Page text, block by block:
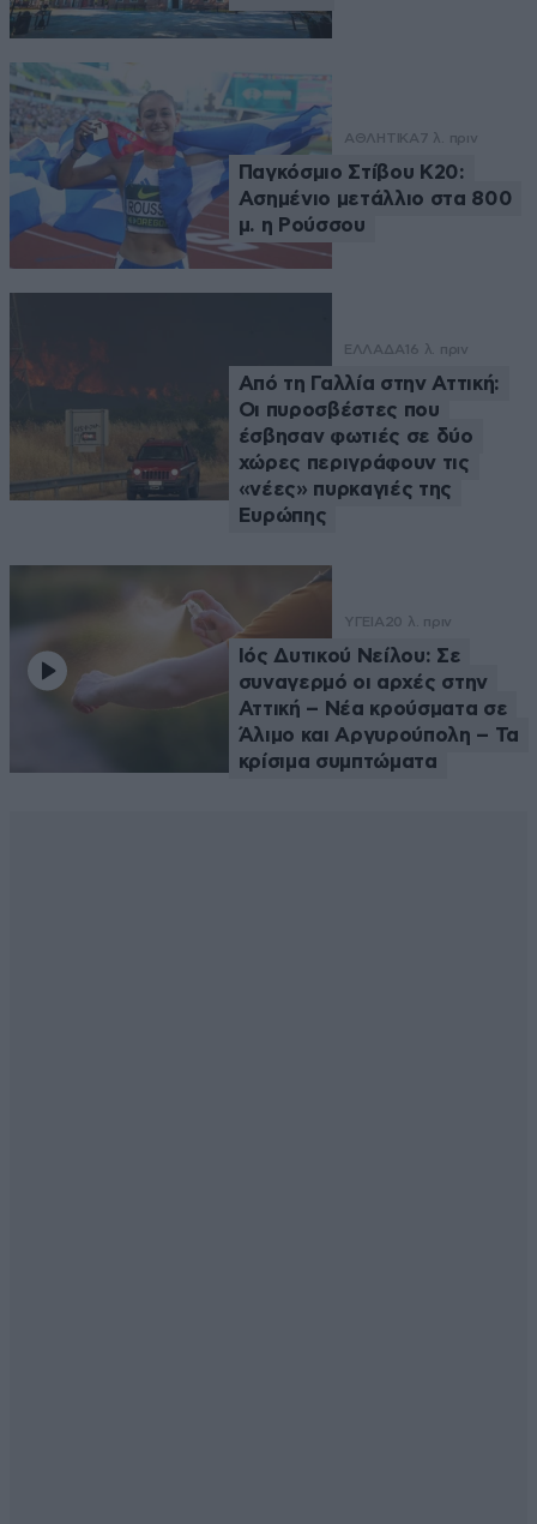
ΑΘΛΗΤΙΚΑ7 λ. πριν
Παγκόσμιο Στίβου Κ20:
Ασημένιο μετάλλιο στα 800
μ. η Ρούσσου
ΕΛΛΑΔΑ 16 λ. πριν
Από τη Γαλλία στην Αττική:
Οι πυροσβέστες που
έσβησαν φωτιές σε δύο
χώρες περιγράφουν τις
«νέες» πυρκαγιές της
Ευρώπης
ΥΓΕΙΑ20 λ. πριν
Ιός Δυτικού Νείλου: Σε
συναγερμό οι αρχές στην
Αττική – Νέα κρούσματα σε
Άλιμο και Αργυρούπολη – Τα
κρίσιμα συμπτώματα